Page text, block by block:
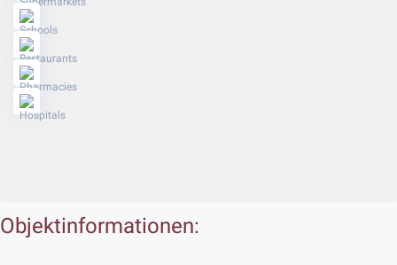
Objektinformationen: